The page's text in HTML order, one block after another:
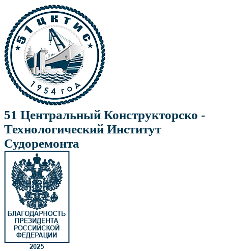
51 Центральный Конструкторско -
Технологический Институт
Судоремонта